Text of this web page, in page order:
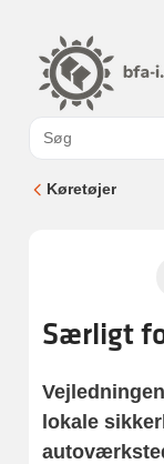
Køretøjer
Særligt
lokale